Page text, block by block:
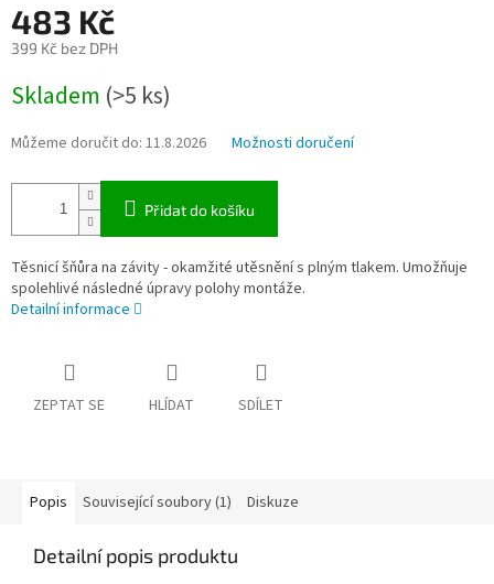
483 Kč
399 Kč bez DPH
cena:
Skladem (>5 ks)
Můžeme doručit do: 11.8.2026 Možnosti doručení
Přidat do košíku
Těsnicí šňůra na závity - okamžité utěsnění s plným tlakem. Umožňuje
spolehlivé následné úpravy polohy montáže.
Detailní informace
ZEPTAT SE HLÍDAT SDÍLET
Popis Související soubory (1) Diskuze
Detailní popis produktu